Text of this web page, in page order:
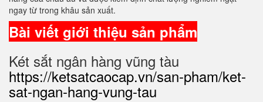
ngay từ trong khâu sản xuất.
Bài viết giới thiệu sản phẩm
Két sắt ngân hàng vũng tàu
https://ketsatcaocap.vn/san-pham/ket-
sat-ngan-hang-vung-tau